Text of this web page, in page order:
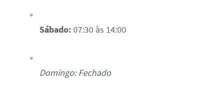
Sábado:07:30 às 14:00
Domingo: Fechado